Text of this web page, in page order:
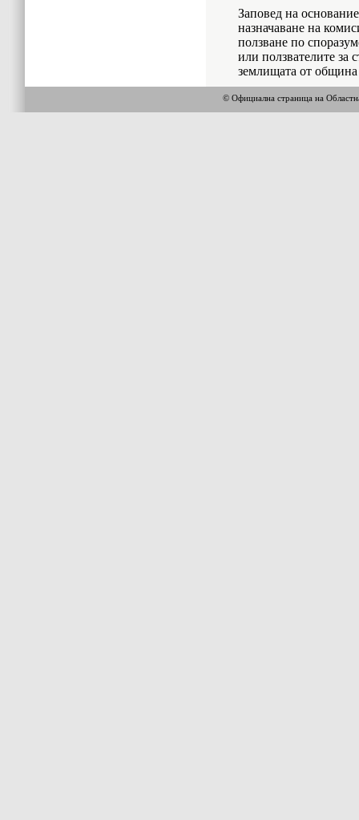
Заповед на
назначаване на
ползване по
или ползвателите за
землищата от
© Официална страница на